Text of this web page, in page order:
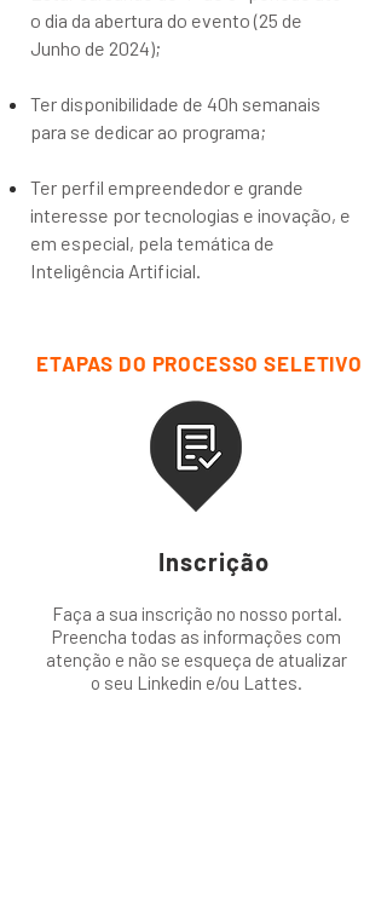
o dia da abertura do evento (25 de
Junho de 2024);
Ter disponibilidade de 40h semanais
para se dedicar ao programa;
Ter perfil empreendedor e grande
interesse por tecnologias e inovação, e
em especial, pela temática de
Inteligência Artificial.
ETAPAS DO PROCESSO SELETIVO
Inscrição
Faça a sua inscrição no nosso portal.
Preencha todas as informações com
atenção e não se esqueça de atualizar
o seu Linkedin e/ou Lattes.